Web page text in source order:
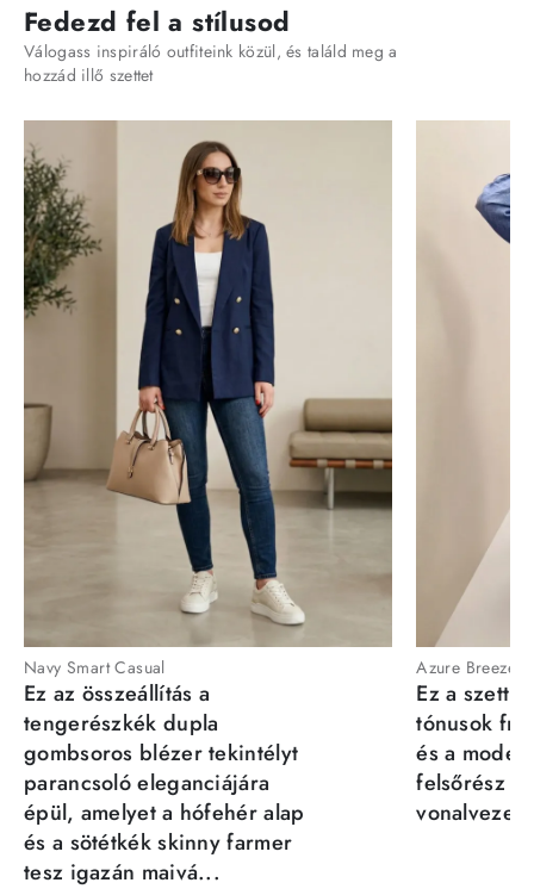
Fedezd fel a stílusod
Válogass inspiráló outfiteink közül, és találd meg a
hozzád illő szettet
Navy Smart Casual
Ez az összeállítás a
tengerészkék dupla
gombsoros blézer tekintélyt
parancsoló eleganciájára
épül, amelyet a hófehér alap
és a sötétkék skinny farmer
tesz igazán maivá...
Azure Breeze
Ez a szett
tónusok
és a
felsőrész